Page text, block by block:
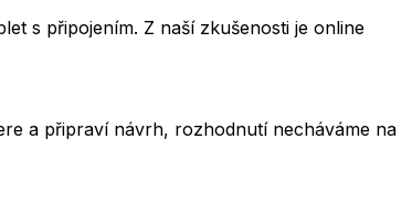
s připojením. Z naší zkušenosti je online
a připraví návrh, rozhodnutí necháváme na